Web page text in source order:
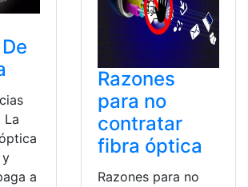
La
y
a
Razones
para no
contratar
fibra óptica
Razones para no